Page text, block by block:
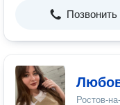
Позвонить
Ростов-